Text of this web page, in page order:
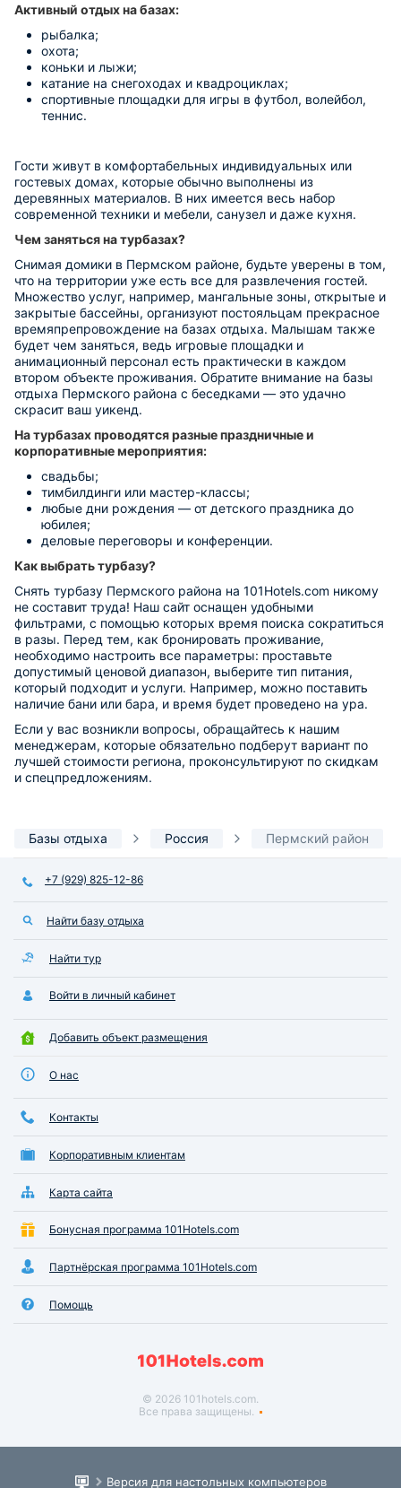
Активный отдых на базах:
рыбалка;
охота;
коньки и лыжи;
катание на снегоходах и квадроциклах;
спортивные площадки для игры в футбол, волейбол,
теннис.
Гости живут в комфортабельных индивидуальных или
гостевых домах, которые обычно выполнены из
деревянных материалов. В них имеется весь набор
современной техники и мебели, санузел и даже кухня.
Чем заняться на турбазах?
Снимая домики в Пермском районе, будьте уверены в том,
что на территории уже есть все для развлечения гостей.
Множество услуг, например, мангальные зоны, открытые и
закрытые бассейны, организуют постояльцам прекрасное
времяпрепровождение на базах отдыха. Малышам также
будет чем заняться, ведь игровые площадки и
анимационный персонал есть практически в каждом
втором объекте проживания. Обратите внимание на базы
отдыха Пермского района с беседками — это удачно
скрасит ваш уикенд.
На турбазах проводятся разные праздничные и
корпоративные мероприятия:
свадьбы;
тимбилдинги или мастер-классы;
любые дни рождения — от детского праздника до
юбилея;
деловые переговоры и конференции.
Как выбрать турбазу?
Снять турбазу Пермского района на 101Hotels.com никому
не составит труда! Наш сайт оснащен удобными
фильтрами, с помощью которых время поиска сократиться
в разы. Перед тем, как бронировать проживание,
необходимо настроить все параметры: проставьте
допустимый ценовой диапазон, выберите тип питания,
который подходит и услуги. Например, можно поставить
наличие бани или бара, и время будет проведено на ура.
Если у вас возникли вопросы, обращайтесь к нашим
менеджерам, которые обязательно подберут вариант по
лучшей стоимости региона, проконсультируют по скидкам
и спецпредложениям.
Базы отдыха Россия Пермский район
+7 (929) 825-12-86
Найти базу отдыха
Найти тур
Войти в личный кабинет
Добавить объект размещения
О нас
Контакты
Корпоративным клиентам
Карта сайта
Бонусная программа 101Hotels.com
Партнёрская программа 101Hotels.com
Помощь
© 2026 101hotels.com.
Все права защищены.
Версия для настольных компьютеров